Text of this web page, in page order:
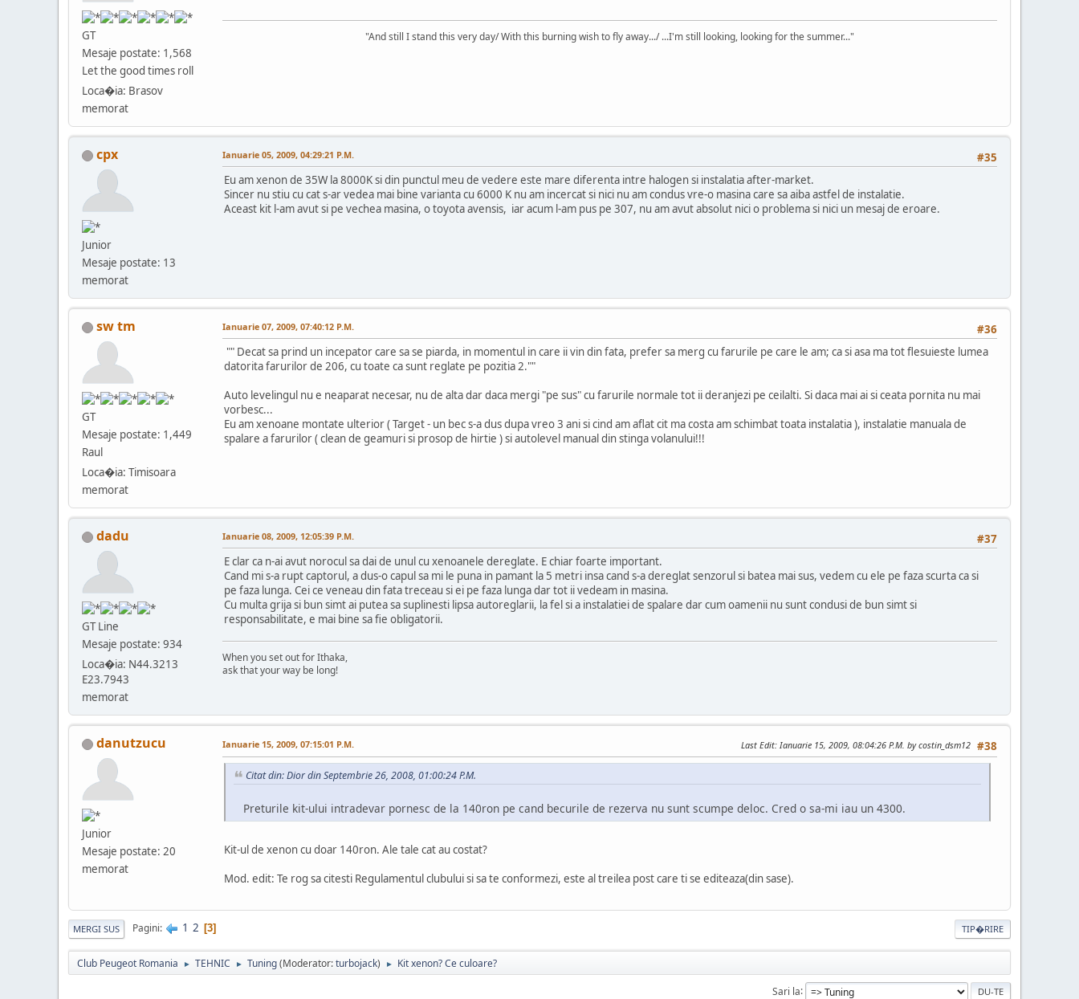
GT
Mesaje postate: 1,568
Let the good times roll
Loca�ia: Brasov
memorat
"And still I stand this very day/ With this burning wish to fly away.../ ...I'm still looking, looking for the summer..."
cpx
Junior
Mesaje postate: 13
memorat
#35
Ianuarie 05, 2009, 04:29:21 P.M.
Eu am xenon de 35W la 8000K si din punctul meu de vedere este mare diferenta intre halogen si instalatia after-market.
Sincer nu stiu cu cat s-ar vedea mai bine varianta cu 6000 K nu am incercat si nici nu am condus vre-o masina care sa aiba astfel de instalatie.
Aceast kit l-am avut si pe vechea masina, o toyota avensis, iar acum l-am pus pe 307, nu am avut absolut nici o problema si nici un mesaj de eroare.
sw tm
GT
Mesaje postate: 1,449
Raul
Loca�ia: Timisoara
memorat
#36
Ianuarie 07, 2009, 07:40:12 P.M.
"" Decat sa prind un incepator care sa se piarda, in momentul in care ii vin din fata, prefer sa merg cu farurile pe care le am; ca si asa ma tot flesuieste lumea
datorita farurilor de 206, cu toate ca sunt reglate pe pozitia 2.""
Auto levelingul nu e neaparat necesar, nu de alta dar daca mergi "pe sus" cu farurile normale tot ii deranjezi pe ceilalti. Si daca mai ai si ceata pornita nu mai
vorbesc...
Eu am xenoane montate ulterior ( Target - un bec s-a dus dupa vreo 3 ani si cind am aflat cit ma costa am schimbat toata instalatia ), instalatie manuala de
spalare a farurilor ( clean de geamuri si prosop de hirtie ) si autolevel manual din stinga volanului!!!
dadu
GT Line
Mesaje postate: 934
Loca�ia: N44.3213
E23.7943
memorat
#37
Ianuarie 08, 2009, 12:05:39 P.M.
E clar ca n-ai avut norocul sa dai de unul cu xenoanele dereglate. E chiar foarte important.
Cand mi s-a rupt captorul, a dus-o capul sa mi le puna in pamant la 5 metri insa cand s-a dereglat senzorul si batea mai sus, vedem cu ele pe faza scurta ca si
pe faza lunga. Cei ce veneau din fata treceau si ei pe faza lunga dar tot ii vedeam in masina.
Cu multa grija si bun simt ai putea sa suplinesti lipsa autoreglarii, la fel si a instalatiei de spalare dar cum oamenii nu sunt condusi de bun simt si
responsabilitate, e mai bine sa fie obligatorii.
When you set out for Ithaka,
ask that your way be long!
danutzucu
Junior
Mesaje postate: 20
memorat
#38
Ianuarie 15, 2009, 07:15:01 P.M. Last Edit: Ianuarie 15, 2009, 08:04:26 P.M. by costin_dsm12
Citat din: Dior din Septembrie 26, 2008, 01:00:24 P.M.
Preturile kit-ului intradevar pornesc de la 140ron pe cand becurile de rezerva nu sunt scumpe deloc. Cred o sa-mi iau un 4300.
Kit-ul de xenon cu doar 140ron. Ale tale cat au costat?
Mod. edit: Te rog sa citesti Regulamentul clubului si sa te conformezi, este al treilea post care ti se editeaza(din sase).
TIP�RIRE
MERGI SUS Pagini 1 2 3
Club Peugeot Romania ► TEHNIC ► Tuning(Moderator:turbojack) ► Kit xenon? Ce culoare?
Sari la